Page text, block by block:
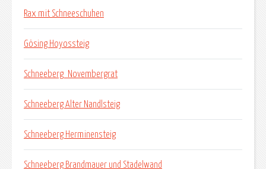
Rax mit Schneeschuhen
Gösing Hoyossteig
Schneeberg_Novembergrat
Schneeberg Alter Nandlsteig
Schneeberg Herminensteig
Schneeberg Brandmauer und Stadelwand